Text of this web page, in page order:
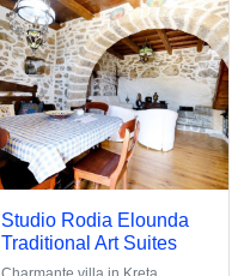
Studio Rodia Elounda
Traditional Art Suites